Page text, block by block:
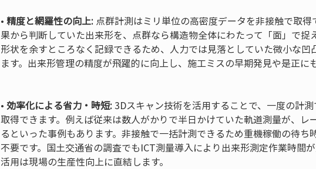
• 精度と網羅性の向上: 点群計測はミリ単位の高密度データを非接触で取
果から判断していた出来形を、点群なら構造物全体にわたって「面」で捉
形状を余すところなく記録できるため、人力では見落としていた微小な
ます。出来形管理の精度が飛躍的に向上し、施工ミスの早期発見や是正に
• 効率化による省力・時短: 3Dスキャン技術を活用することで、一度の計
取得できます。例えば従来は数人がかりで半日かけていた軌道測量が、レ
るといった事例もあります。非接触で一括計測できるため重機稼働の待ち
不要です。国土交通省の調査でもICT測量導入により出来形測定作業時間
活用は現場の生産性向上に直結します。